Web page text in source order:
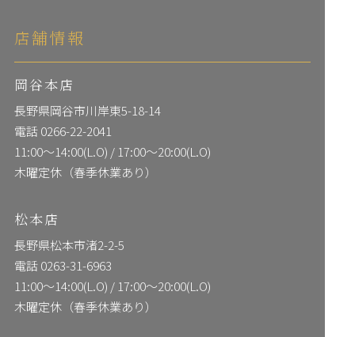
店舗情報
岡谷本店
長野県岡谷市川岸東5-18-14
電話0266-22-2041
11:00〜14:00(L.O) / 17:00〜20:00(L.O)
木曜定休（春季休業あり）
松本店
長野県松本市渚2-2-5
電話0263-31-6963
11:00〜14:00(L.O) / 17:00〜20:00(L.O)
木曜定休（春季休業あり）